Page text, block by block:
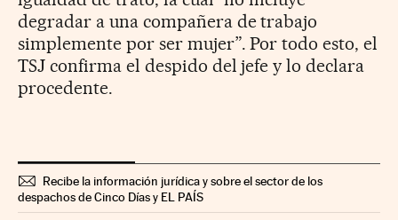
degradar a una compañera de trabajo
simplemente por ser mujer”. Por todo esto, el
TSJ confirma el despido del jefe y lo declara
procedente.
Recibe la información jurídica y sobre el sector de los
despachos de Cinco Días y EL PAÍS